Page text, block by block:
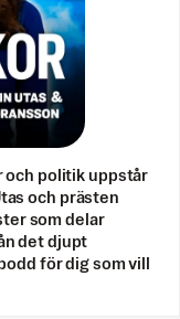
och politik uppstår
och prästen
som delar
det djupt
för dig som vill